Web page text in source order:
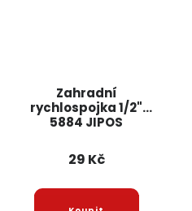
Zahradní
rychlospojka 1/2"
5884 JIPOS
29 Kč